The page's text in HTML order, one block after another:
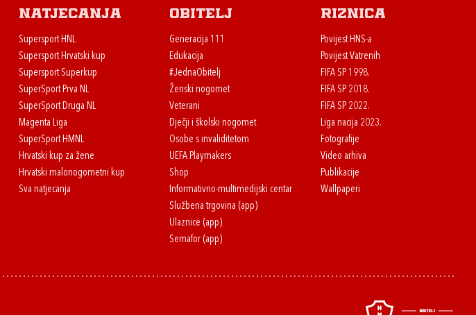
Natjecanja
Supersport HNL
Supersport Hrvatski kup
Supersport Superkup
SuperSport Prva NL
SuperSport Druga NL
Magenta Liga
SuperSport HMNL
Hrvatski kup za žene
Hrvatski malonogometni kup
Sva natjecanja
Obitelj
Generacija 111
Edukacija
#JednaObitelj
Ženski nogomet
Veterani
Dječji i školski nogomet
Osobe s invaliditetom
UEFA Playmakers
Shop
Informativno-multimedijski centar
Službena trgovina (app)
Ulaznice (app)
Semafor (app)
Riznica
Povijest HNS-a
Povijest Vatrenih
FIFA SP 1998.
FIFA SP 2018.
FIFA SP 2022.
Liga nacija 2023.
Fotografije
Video arhiva
Publikacije
Wallpaperi